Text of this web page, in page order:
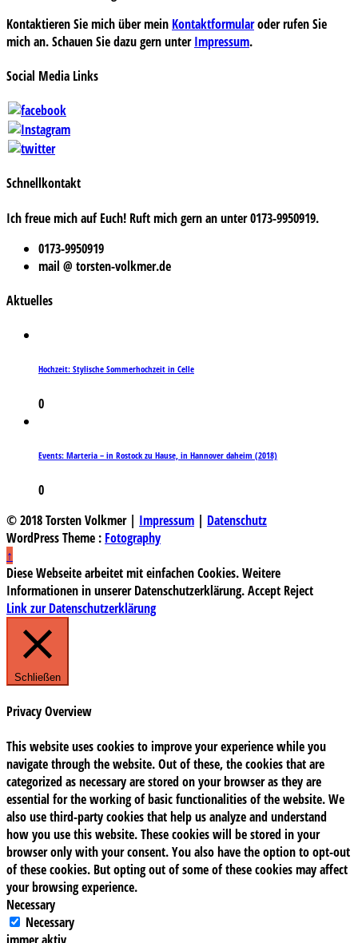
Kontaktieren Sie mich über mein Kontaktformularoder rufen Sie
mich an. Schauen Sie dazu gern unterImpressum.
Social Media Links
Schnellkontakt
Ich freue mich auf Euch! Ruft mich gern an unter 0173-9950919.
0173-9950919
mail @ torsten-volkmer.de
Aktuelles
Hochzeit: Stylische Sommerhochzeit in Celle
0
Events: Marteria – in Rostock zu Hause, in Hannover daheim (2018)
0
© 2018 Torsten Volkmer | Impressum | Datenschutz
WordPress Theme : Fotography
↑
Diese Webseite arbeitet mit einfachen Cookies. Weitere
Informationen in unserer Datenschutzerklärung.Accept Reject
Link zur Datenschutzerklärung
Schließen
Privacy Overview
This website uses cookies to improve your experience while you
navigate through the website. Out of these, the cookies that are
categorized as necessary are stored on your browser as they are
essential for the working of basic functionalities of the website. We
also use third-party cookies that help us analyze and understand
how you use this website. These cookies will be stored in your
browser only with your consent. You also have the option to opt-out
of these cookies. But opting out of some of these cookies may affect
your browsing experience.
Necessary
Necessary
immer aktiv